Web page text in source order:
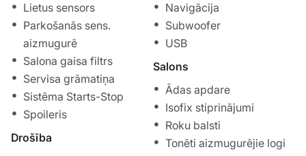
Lietus sensors
Parkošanās sens.
aizmugurē
Salona gaisa filtrs
Servisa grāmatiņa
Sistēma Starts-Stop
Spoileris
Drošība
Navigācija
Subwoofer
USB
Salons
Ādas apdare
Isofix stiprinājumi
Roku balsti
Tonēti aizmugurējie logi